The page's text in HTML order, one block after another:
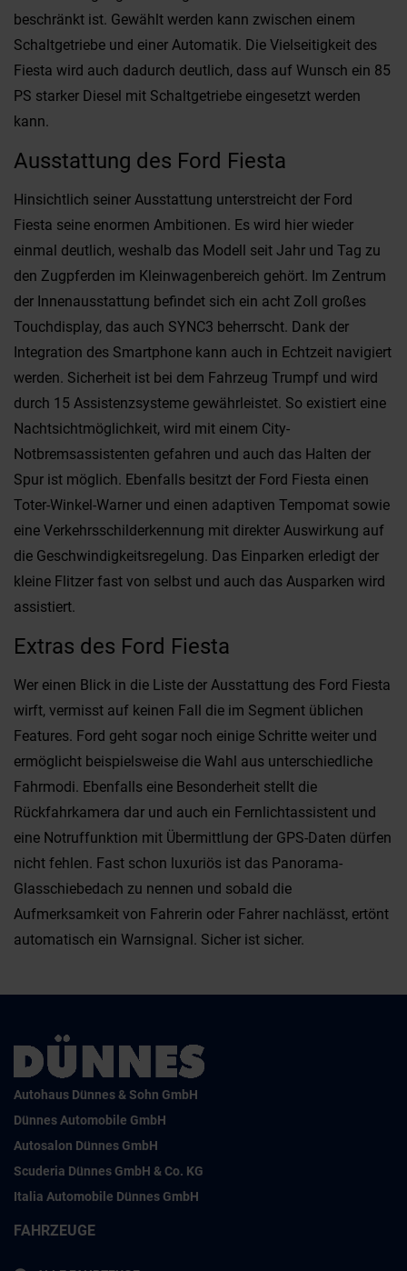
beschränkt ist. Gewählt werden kann zwischen einem
Schaltgetriebe und einer Automatik. Die Vielseitigkeit des
Fiesta wird auch dadurch deutlich, dass auf Wunsch ein 85
PS starker Diesel mit Schaltgetriebe eingesetzt werden
kann.
Ausstattung des Ford Fiesta
Hinsichtlich seiner Ausstattung unterstreicht der Ford
Fiesta seine enormen Ambitionen. Es wird hier wieder
einmal deutlich, weshalb das Modell seit Jahr und Tag zu
den Zugpferden im Kleinwagenbereich gehört. Im Zentrum
der Innenausstattung befindet sich ein acht Zoll großes
Touchdisplay, das auch SYNC3 beherrscht. Dank der
Integration des Smartphone kann auch in Echtzeit navigiert
werden. Sicherheit ist bei dem Fahrzeug Trumpf und wird
durch 15 Assistenzsysteme gewährleistet. So existiert eine
Nachtsichtmöglichkeit, wird mit einem City-
Notbremsassistenten gefahren und auch das Halten der
Spur ist möglich. Ebenfalls besitzt der Ford Fiesta einen
Toter-Winkel-Warner und einen adaptiven Tempomat sowie
eine Verkehrsschilderkennung mit direkter Auswirkung auf
die Geschwindigkeitsregelung. Das Einparken erledigt der
kleine Flitzer fast von selbst und auch das Ausparken wird
assistiert.
Extras des Ford Fiesta
Wer einen Blick in die Liste der Ausstattung des Ford Fiesta
wirft, vermisst auf keinen Fall die im Segment üblichen
Features. Ford geht sogar noch einige Schritte weiter und
ermöglicht beispielsweise die Wahl aus unterschiedliche
Fahrmodi. Ebenfalls eine Besonderheit stellt die
Rückfahrkamera dar und auch ein Fernlichtassistent und
eine Notruffunktion mit Übermittlung der GPS-Daten dürfen
nicht fehlen. Fast schon luxuriös ist das Panorama-
Glasschiebedach zu nennen und sobald die
Aufmerksamkeit von Fahrerin oder Fahrer nachlässt, ertönt
automatisch ein Warnsignal. Sicher ist sicher.
Autohaus Dünnes & Sohn GmbH
Dünnes Automobile GmbH
Autosalon Dünnes GmbH
Scuderia Dünnes GmbH & Co. KG
Italia Automobile Dünnes GmbH
FAHRZEUGE